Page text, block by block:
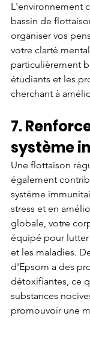
L'environnement
bassin de
organiser vos
votre clarté
particulièrement
étudiants et les
cherchant à
7.
système
Une flottaison
également
système
stress et en
globale, votre
équipé pour
et les maladies.
d'Epsom a des
détoxifiantes, ce
substances
promouvoir une